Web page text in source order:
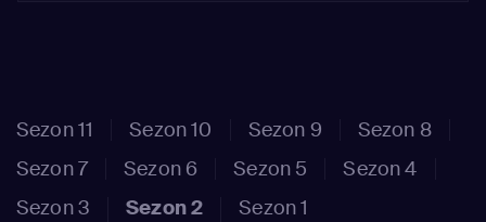
Sezon 11 Sezon 10 Sezon 9
Sezon 8
Sezon 7
Sezon 6 Sezon 5
Sezon 4
Sezon 3
Sezon 2 Sezon 1